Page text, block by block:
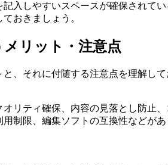
入しやすいスペースが確保されて
おきましょう。
リット・注意点
、それに付随する注意点を理解し
リティ確保、内容の見落とし防
制限、編集ソフトの互換性などがあ